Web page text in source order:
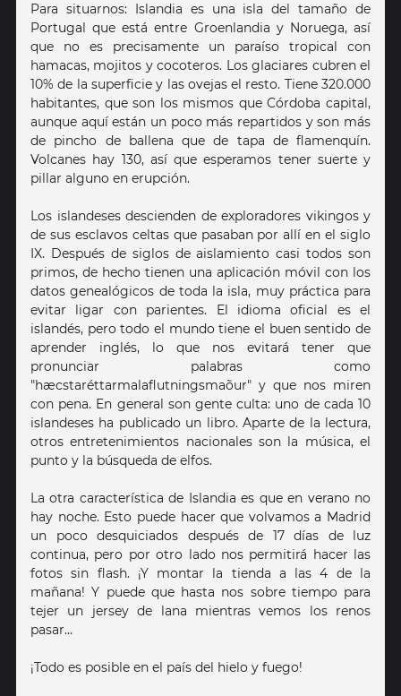
Para situarnos: Islandia es una isla del tamaño de
Portugal que está entre Groenlandia y Noruega, así
que no es precisamente un paraíso tropical con
hamacas, mojitos y cocoteros. Los glaciares cubren el
10% de la superficie y las ovejas el resto. Tiene 320.000
habitantes, que son los mismos que Córdoba capital,
aunque aquí están un poco más repartidos y son más
de pincho de ballena que de tapa de flamenquín.
Volcanes hay 130, así que esperamos tener suerte y
pillar alguno en erupción.
Los islandeses descienden de exploradores vikingos y
de sus esclavos celtas que pasaban por allí en el siglo
IX. Después de siglos de aislamiento casi todos son
primos, de hecho tienen una aplicación móvil con los
datos genealógicos de toda la isla, muy práctica para
evitar ligar con parientes. El idioma oficial es el
islandés, pero todo el mundo tiene el buen sentido de
aprender inglés, lo que nos evitará tener que
pronunciar palabras como
"hæcstaréttarmalaflutningsmaõur" y que nos miren
con pena. En general son gente culta: uno de cada 10
islandeses ha publicado un libro. Aparte de la lectura,
otros entretenimientos nacionales son la música, el
punto y la búsqueda de elfos.
La otra característica de Islandia es que en verano no
hay noche. Esto puede hacer que volvamos a Madrid
un poco desquiciados después de 17 días de luz
continua, pero por otro lado nos permitirá hacer las
fotos sin flash. ¡Y montar la tienda a las 4 de la
mañana! Y puede que hasta nos sobre tiempo para
tejer un jersey de lana mientras vemos los renos
pasar…
¡Todo es posible en el país del hielo y fuego!